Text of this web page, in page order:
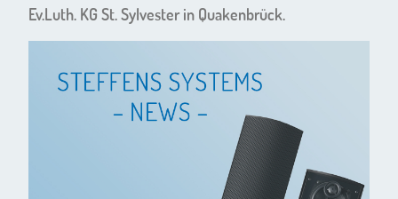
Ev.Luth. KG St. Sylvester in Quakenbrück.